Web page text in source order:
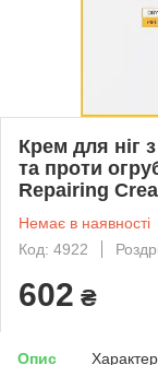
Крем для ніг
та проти
Repairing
Немає в наявності
Код: 4922
602 ₴
Опис